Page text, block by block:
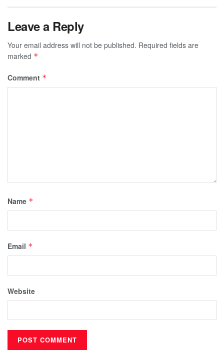
Leave a Reply
Your email address will not be published. Required fields are
marked *
Comment *
Name *
Email *
Website